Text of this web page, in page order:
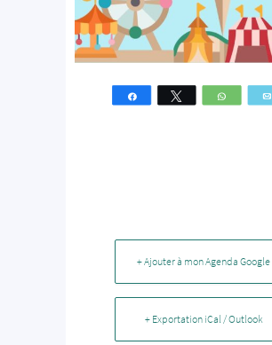
Partagez Tweetez WhatsApp
+ Ajouter à mon Agenda Google
+ Exportation iCal / Outlook